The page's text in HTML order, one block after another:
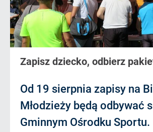
Zapisz dziecko, odbierz
Od 19 sierpnia zapisy na
Młodzieży będą odbywać
Gminnym Ośrodku